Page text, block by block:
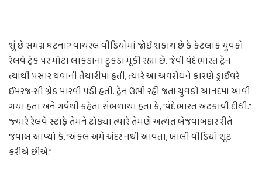
શું છે સમગ્ર ઘટના? વાયરલ વીડિયોમાં જોઈ શકાય છે કે કેટલાક યુવકો
રેલવે ટ્રેક પર મોટા લાકડાના ટુકડા મૂકી રહ્યા છે. જેવી વંદે ભારત ટ્રેન
ત્યાંથી પસાર થવાની તૈયારીમાં હતી, ત્યારે આ અવરોધને કારણે ડ્રાઈવરે
ઈમરજન્સી બ્રેક મારવી પડી હતી. ટ્રેન ઉભી રહી જતાં યુવકો આનંદમાં આવી
ગયા હતા અને ગર્વથી કહેતા સંભળાયા હતા કે, “વંદે ભારત અટકાવી દીધી.”
જ્યારે રેલવે સ્ટાફે તેમને ટોક્યા ત્યારે તેમણે અત્યંત બેજવાબદાર રીતે
જવાબ આપ્યો કે, “અંકલ અમે અંદર નથી આવતા, ખાલી વીડિયો શૂટ
કરીએ છીએ.”